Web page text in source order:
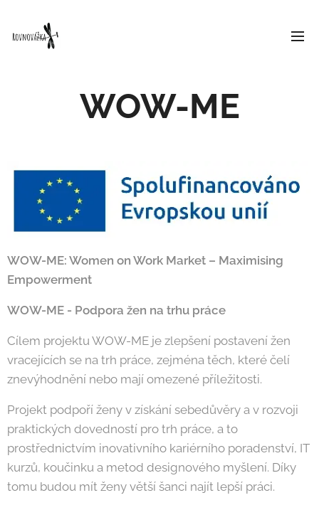
WOW-ME
WOW-ME: Women on Work Market – Maximising
Empowerment
WOW-ME - Podpora žen na trhu práce
Cílem projektu WOW-ME je zlepšení postavení žen
vracejících se na trh práce, zejména těch, které čelí
znevýhodnění nebo mají omezené příležitosti.
Projekt podpoří ženy v získání sebedůvěry a v rozvoji
praktických dovedností pro trh práce, a to
prostřednictvím inovativního kariérního poradenství, IT
kurzů, koučinku a metod designového myšlení. Díky
tomu budou mít ženy větší šanci najít lepší práci.